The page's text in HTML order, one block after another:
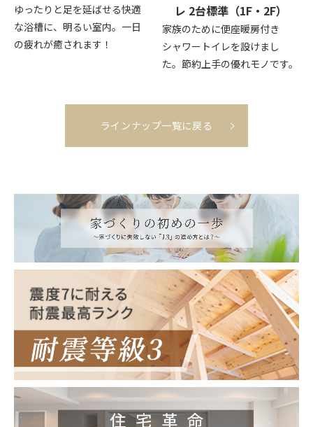
ゆったりと足を延ばせる快適
な浴槽に、明るい室内。一日
の疲れが癒されます！
レ 2台標準（1F・2F）
家族のために便座暖房付き
シャワートイレを設けまし
た。節約上手の優れモノです。
ラインナップ一覧に戻る